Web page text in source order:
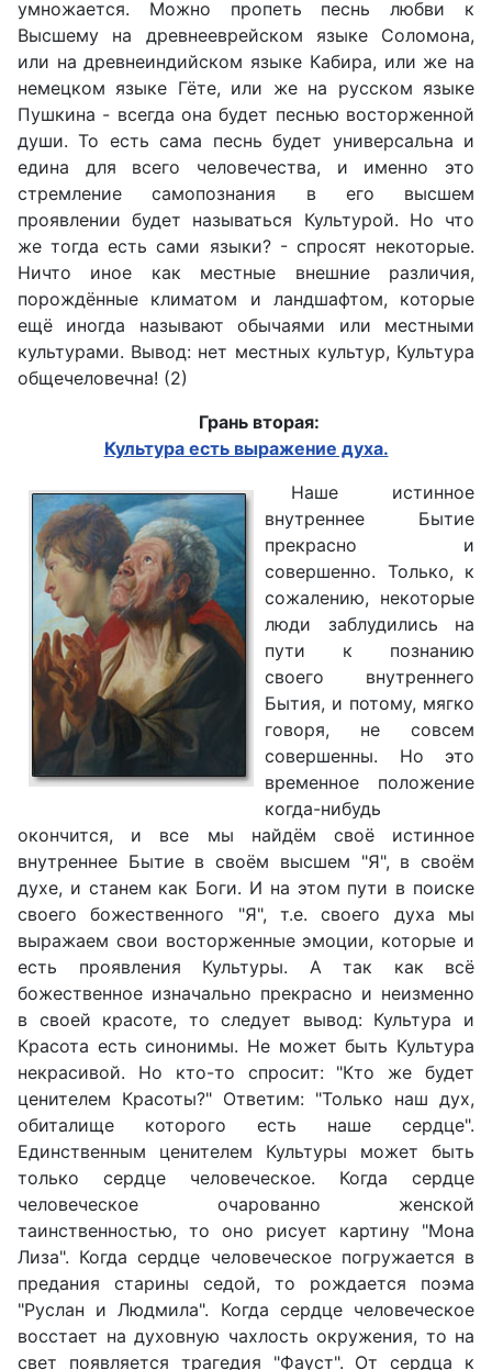
умножается. Можно пропеть песнь любви к
Высшему на древнееврейском языке Соломона,
или на древнеиндийском языке Кабира, или же на
немецком языке Гёте, или же на русском языке
Пушкина - всегда она будет песнью восторженной
души. То есть сама песнь будет универсальна и
едина для всего человечества, и именно это
стремление самопознания в его высшем
проявлении будет называться Культурой. Но что
же тогда есть сами языки? - спросят некоторые.
Ничто иное как местные внешние различия,
порождённые климатом и ландшафтом, которые
ещё иногда называют обычаями или местными
культурами. Вывод: нет местных культур, Культура
общечеловечна! (2)
Грань вторая:
Культура есть выражение духа.
Наше истинное
внутреннее Бытие
прекрасно и
совершенно. Только, к
сожалению, некоторые
люди заблудились на
пути к познанию
своего внутреннего
Бытия, и потому, мягко
говоря, не совсем
совершенны. Но это
временное положение
когда-нибудь
окончится, и все мы найдём своё истинное
внутреннее Бытие в своём высшем "Я", в своём
духе, и станем как Боги. И на этом пути в поиске
своего божественного "Я", т.е. своего духа мы
выражаем свои восторженные эмоции, которые и
есть проявления Культуры. А так как всё
божественное изначально прекрасно и неизменно
в своей красоте, то следует вывод: Культура и
Красота есть синонимы. Не может быть Культура
некрасивой. Но кто-то спросит: "Кто же будет
ценителем Красоты?" Ответим: "Только наш дух,
обиталище которого есть наше сердце".
Единственным ценителем Культуры может быть
только сердце человеческое. Когда сердце
человеческое очарованно женской
таинственностью, то оно рисует картину "Мона
Лиза". Когда сердце человеческое погружается в
предания старины седой, то рождается поэма
"Руслан и Людмила". Когда сердце человеческое
восстает на духовную чахлость окружения, то на
свет появляется трагедия "Фауст". От сердца к